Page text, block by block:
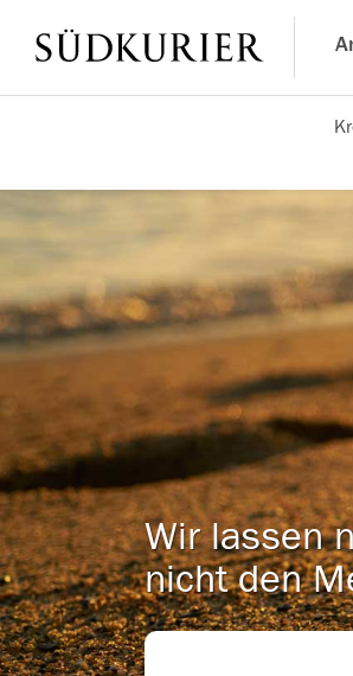
Wir lassen
nicht den